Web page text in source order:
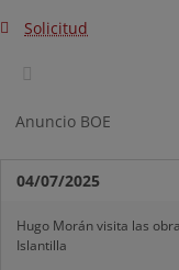
Solicitud
Anuncio BOE
04/07/2025
Hugo Morán visita las
Islantilla